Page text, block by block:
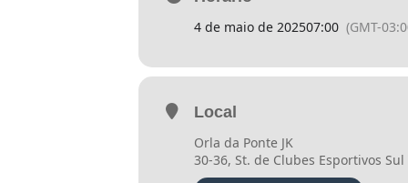
cronometragem, medalha e
participação na modalidade de
4 de maio de 202507:00 (GMT-
Local
Orla da Ponte JK
30-36, St. de Clubes Esportivos